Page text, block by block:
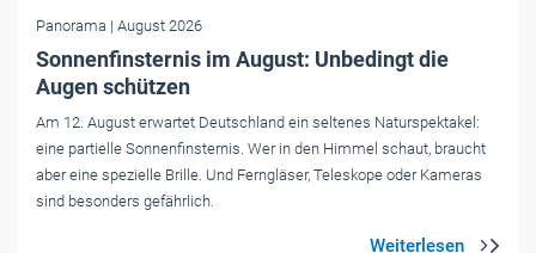
Panorama | August 2026
Sonnenfinsternis im August: Unbedingt die
Augen schützen
Am 12. August erwartet Deutschland ein seltenes Naturspektakel:
eine partielle Sonnenfinsternis. Wer in den Himmel schaut, braucht
aber eine spezielle Brille. Und Ferngläser, Teleskope oder Kameras
sind besonders gefährlich.